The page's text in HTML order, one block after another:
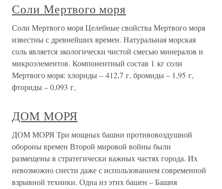
Соли Мертвого моря
Соли Мертвого моря Целебные свойства Мертвого моря
известны с древнейших времен. Натуральная морская
соль является экологически чистой смесью минералов и
микроэлементов. Компонентный состав 1 кг соли
Мертвого моря: хлориды – 412,7 г, бромиды – 1,95 г,
фториды – 0,093 г,
ДОМ МОРЯ
ДОМ МОРЯ Три мощных башни противовоздушной
обороны времен Второй мировой войны были
размещены в стратегически важных частях города. Их
невозможно снести даже с использованием современной
взрывной техники. Одна из этих башен – Башня